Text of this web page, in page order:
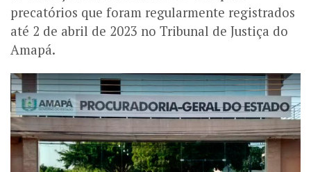
precatórios que foram regularmente registrados
até 2 de abril de 2023 no Tribunal de Justiça do
Amapá.